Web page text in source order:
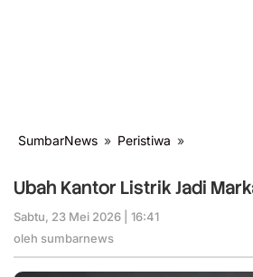
SumbarNews » Peristiwa »
Listrik
Jadi
Ubah Kantor Listrik Jadi
Sabtu, 23 Mei 2026 | 16:41
oleh sumbarnews